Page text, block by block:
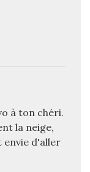
à ton chéri.
la neige,
envie d'aller